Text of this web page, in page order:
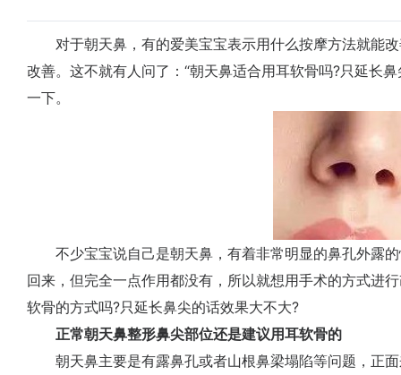
对于朝天鼻，有的爱美宝宝表示用什么按摩方法就能改
改善。这不就有人问了：“朝天鼻适合用耳软骨吗?只延长
一下。
不少宝宝说自己是朝天鼻，有着非常明显的鼻孔外露的
回来，但完全一点作用都没有，所以就想用手术的方式进
软骨的方式吗?只延长鼻尖的话效果大不大?
正常朝天鼻整形鼻尖部位还是建议用耳软骨的
朝天鼻主要是有露鼻孔或者山根鼻梁塌陷等问题，正面